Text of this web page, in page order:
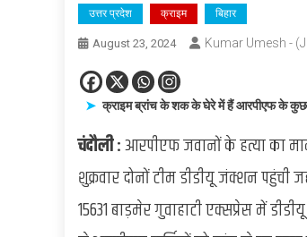
उत्तर प्रदेश क्राइम बिहार
August 23, 2024 Kumar Umesh -
क्राइम ब्रांच के शक के घेरे में हैं आरपीएफ के कुछ
चंदौली :आरपीएफ जवानों के हत्या का
शुक्रवार दोनों टीम डीडीयू जंक्शन
15631 बाड़मेर गुवाहाटी एक्सप्रेस में